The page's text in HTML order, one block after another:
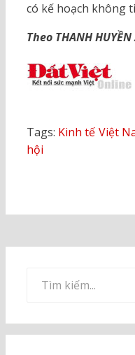
có kế hoạch không
Theo THANH
Tags: Kinh tế Việt
hội
kiếm